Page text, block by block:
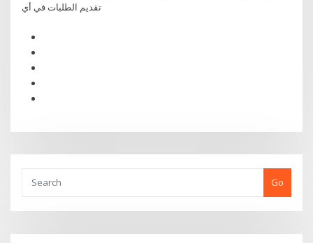
تقديم الطلبات في أي
Go